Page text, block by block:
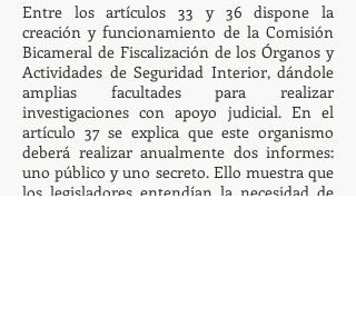
Entre los artículos 33 y 36 dispone la
creación y funcionamiento de la Comisión
Bicameral de Fiscalización de los Órganos y
Actividades de Seguridad Interior, dándole
amplias facultades para realizar
investigaciones con apoyo judicial. En el
artículo 37 se explica que este organismo
deberá realizar anualmente dos informes:
uno público y uno secreto. Ello muestra que
los legisladores entendían la necesidad de